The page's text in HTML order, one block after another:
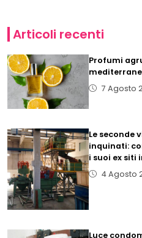
Articoli recenti
Profumi
7 Agosto
Le seconde
inquinati:
i suoi ex siti
4 Agosto
Luce